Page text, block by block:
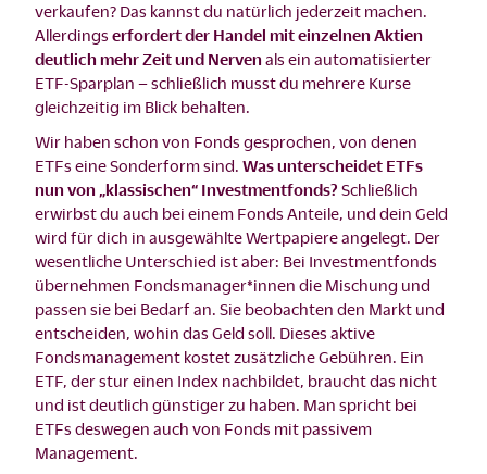
verkaufen? Das kannst du natürlich jederzeit machen.
Allerdings erfordert der Handel mit einzelnen Aktien
deutlich mehr Zeit und Nervenals ein automatisierter
ETF-Sparplan – schließlich musst du mehrere Kurse
gleichzeitig im Blick behalten.
Wir haben schon von Fonds gesprochen, von denen
ETFs eine Sonderform sind. Was unterscheidet ETFs
nun von „klassischen“ Investmentfonds? Schließlich
erwirbst du auch bei einem Fonds Anteile, und dein Geld
wird für dich in ausgewählte Wertpapiere angelegt. Der
wesentliche Unterschied ist aber: Bei Investmentfonds
übernehmen Fondsmanager*innen die Mischung und
passen sie bei Bedarf an. Sie beobachten den Markt und
entscheiden, wohin das Geld soll. Dieses aktive
Fondsmanagement kostet zusätzliche Gebühren. Ein
ETF, der stur einen Index nachbildet, braucht das nicht
und ist deutlich günstiger zu haben. Man spricht bei
ETFs deswegen auch von Fonds mit passivem
Management.